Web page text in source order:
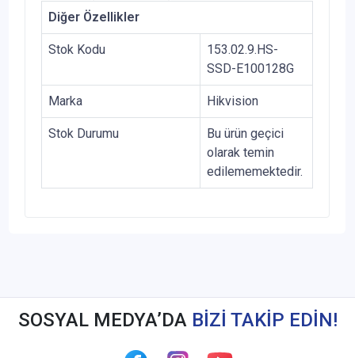
Diğer Özellikler
Stok Kodu
153.02.9.HS-
SSD-E100128G
Marka Hikvision
Stok Durumu
Bu ürün geçici
olarak temin
edilememektedir.
SOSYAL MEDYA’DA BİZİ TAKİP EDİN!